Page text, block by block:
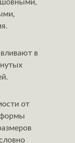
в
от
формы